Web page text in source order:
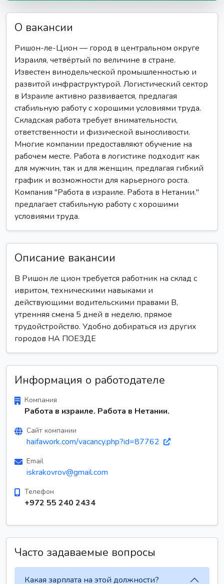
О вакансии
Ришон-ле-Цион — город в центральном округе
Израиля, четвёртый по величине в стране.
Известен винодельческой промышленностью и
развитой инфраструктурой. Логистический сектор
в Израиле активно развивается, предлагая
стабильную работу с хорошими условиями труда.
Складская работа требует внимательности,
ответственности и физической выносливости.
Многие компании предоставляют обучение на
рабочем месте. Работа в логистике подходит как
для мужчин, так и для женщин, предлагая гибкий
график и возможности для карьерного роста.
Компания "Работа в израиле. Работа в Нетании."
предлагает стабильную работу с хорошими
условиями труда.
Описание вакансии
В Ришон ле цион требуется работник на склад с
ивритом, техническими навыками и
действующими водительскими правами B,
утренняя смена 5 дней в неделю, прямое
трудойстройство. Удобно добираться из других
городов НА ПОЕЗДЕ
Информация о работодателе
Компания
Работа в израиле. Работа в Нетании.
Сайт компании
haifawork.com/vacancy.php?id=87762
Email
iskrakovrov@gmail.com
Телефон
+972 55 240 2434
Часто задаваемые вопросы
Какая зарплата на этой должности?